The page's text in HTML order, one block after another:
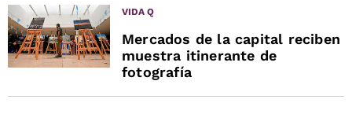
VIDA Q
Mercados de la capital reciben
muestra itinerante de
fotografía